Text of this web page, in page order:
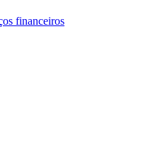
financeiros